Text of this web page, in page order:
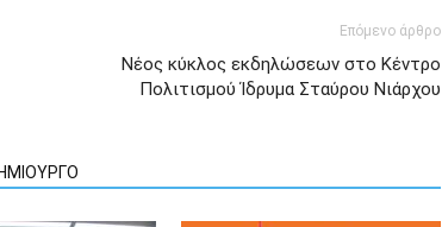
Επόμενο άρθρο
Νέος κύκλος εκδηλώσεων στο Κέντρο
Πολιτισμού Ίδρυμα Σταύρου Νιάρχου